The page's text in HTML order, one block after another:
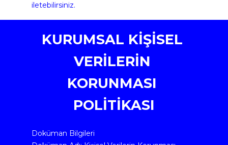
iletebilirsiniz.
KURUMSAL KİŞİSEL
VERİLERİN
KORUNMASI
POLİTİKASI
Doküman Bilgileri